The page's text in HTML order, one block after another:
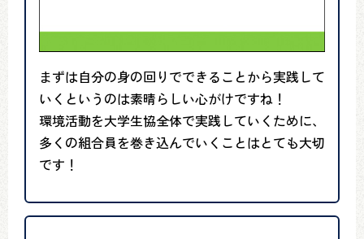
まずは自分の身の回りでできることから実践して
いくというのは素晴らしい心がけですね！
環境活動を大学生協全体で実践していくために、
多くの組合員を巻き込んでいくことはとても大切
です！